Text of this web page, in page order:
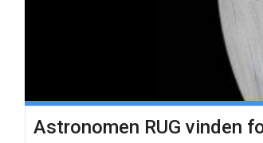
Astronomen RUG vinden